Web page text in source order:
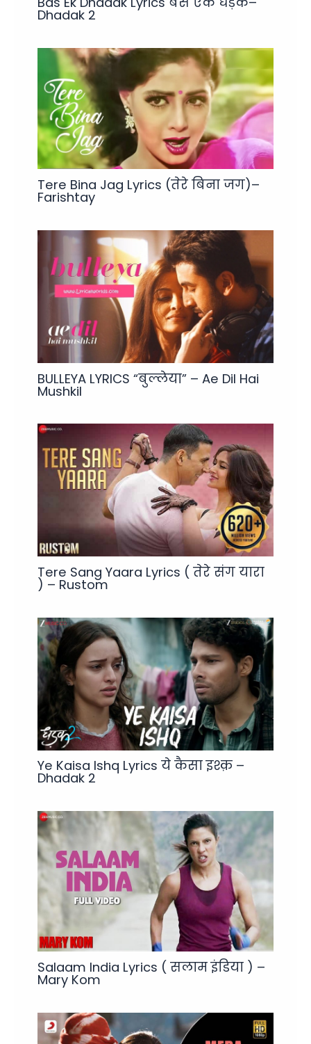
Dhadak 2
Tere Bina Jag Lyrics (तेरे बिना जग)–
Farishtay
BULLEYA LYRICS “बुल्लेया” – Ae Dil Hai
Mushkil
Tere Sang Yaara Lyrics ( तेरे संग यारा
) – Rustom
Ye Kaisa Ishq Lyrics ये कैसा इश्क़ –
Dhadak 2
Salaam India Lyrics ( सलाम इंडिया ) –
Mary Kom